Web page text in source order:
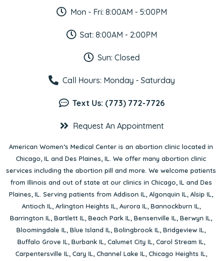
Mon - Fri: 8:00AM - 5:00PM
Sat: 8:00AM - 2:00PM
Sun: Closed
Call Hours: Monday - Saturday
Text Us: (773) 772-7726
Request An Appointment
American Women’s Medical Center is an abortion clinic located in
Chicago, IL and Des Plaines, IL. We offer many abortion clinic
services including the abortion pill and more. We welcome patients
from Illinois and out of state at our clinics in Chicago, IL and Des
Plaines, IL. Serving patients from Addison IL, Algonquin IL, Alsip IL,
Antioch IL, Arlington Heights IL, Aurora IL, Bannockburn IL,
Barrington IL, Bartlett IL, Beach Park IL, Bensenville IL, Berwyn IL,
Bloomingdale IL, Blue Island IL, Bolingbrook IL, Bridgeview IL,
Buffalo Grove IL, Burbank IL, Calumet City IL, Carol Stream IL,
Carpentersville IL, Cary IL, Channel Lake IL, Chicago Heights IL,